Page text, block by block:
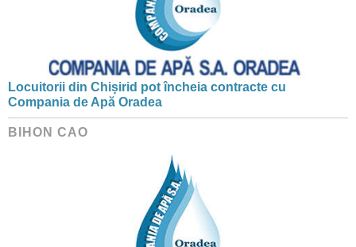
Locuitorii din Chișirid pot încheia contracte cu
Compania de Apă Oradea
BIHON CAO